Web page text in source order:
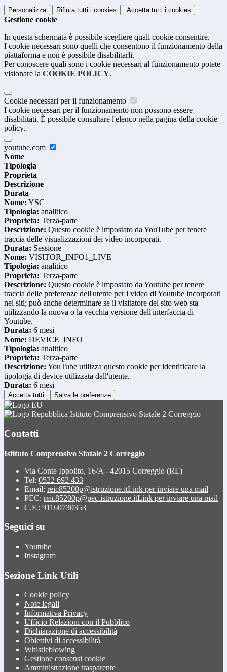
Personalizza Rifiuta tutti i cookies Accetta tutti i cookies
Gestione cookie
In questa schermata è possibile scegliere quali cookie consentire.
I cookie necessari sono quelli che consentono il funzionamento della
piattaforma e non è possibile disabilitarli.
Per conoscere quali sono i cookie necessari al funzionamento potete
visionare la COOKIE POLICY.
Cookie necessari per il funzionamento
I cookie necessari per il funzionamento non possono essere
disabilitati. È possibile consultare l'elenco nella pagina della cookie
policy.
youtube.com
Nome
Tipologia
Proprieta
Descrizione
Durata
Nome: YSC
Tipologia: analitico
Proprieta: Terza-parte
Descrizione: Questo cookie è impostato da YouTube per tenere
traccia delle visualizzazioni dei video incorporati.
Durata: Sessione
Nome: VISITOR_INFO1_LIVE
Tipologia: analitico
Proprieta: Terza-parte
Descrizione: Questo cookie è impostato da Youtube per tenere
traccia delle preferenze dell'utente per i video di Youtube incorporati
nei siti; può anche determinare se il visitatore del sito web sta
utilizzando la nuova o la vecchia versione dell'interfaccia di
Youtube.
Durata: 6 mesi
Nome: DEVICE_INFO
Tipologia: analitico
Proprieta: Terza-parte
Descrizione: YouTube utilizza questo cookie per identificare la
tipologia di device utilizzata dall'utente.
Durata: 6 mesi
Accetta tutti Salva le preferenze
Istituto Comprensivo Statale 2 Correggio
Contatti
Istituto Comprensivo Statale 2 Correggio
Via Conte Ippolito, 16/A - 42015 Correggio (RE)
Tel: 0522 692 433
Email: reic85200p@istruzione.itLink per inviare una mail
PEC: reic85200p@pec.istruzione.itLink per inviare una mail
C.F.: 91160730353
Seguici su
Youtube
Instagram
Sezione Link Utili
Cookie policy
Note legali
Informativa Privacy
Ufficio Relazioni con il Pubblico
Dichiarazione di accessibilità
Obiettivi di accessibilità
Whistleblowing
Gestione consensi cookie
Amministrazione trasparente